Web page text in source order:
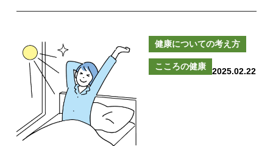
健康についての考え方
こころの健康 2025.02.22